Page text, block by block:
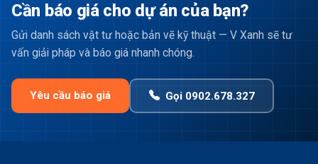
Cần báo giá cho dự án của bạn?
Gửi danh sách vật tư hoặc bản vẽ kỹ thuật — V Xanh sẽ tư
vấn giải pháp và báo giá nhanh chóng.
Yêu cầu báo giá Gọi 0902.678.327